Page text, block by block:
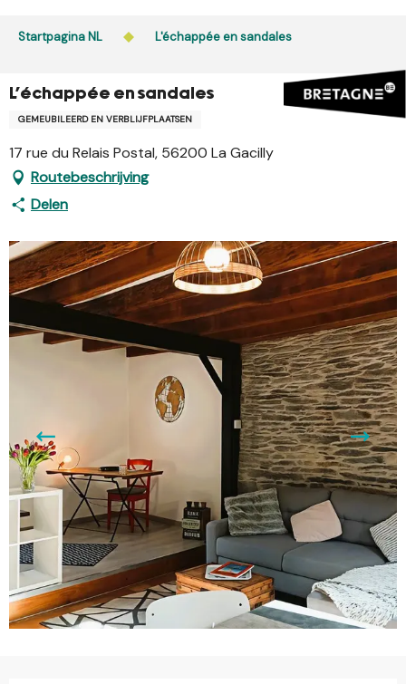
Startpagina NL L'échappée en sandales
L'échappée en sandales
GEMEUBILEERD EN VERBLIJFPLAATSEN
17 rue du Relais Postal, 56200 La Gacilly
Routebeschrijving
Delen